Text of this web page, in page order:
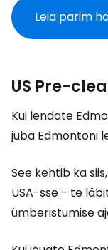
Leia parim
US Pre-
Kui lendate
juba Edmontoni
See kehtib ka
USA-sse - te
ümberistumise